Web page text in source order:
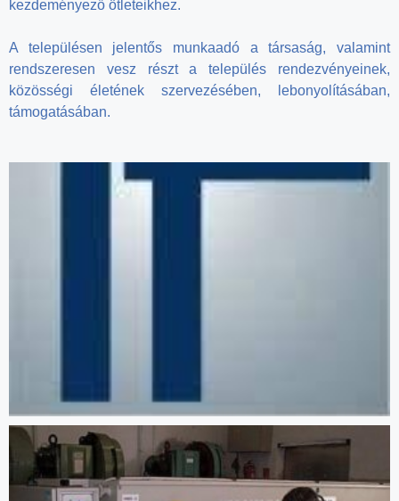
kezdeményező ötleteikhez.
A településen jelentős munkaadó a társaság, valamint
rendszeresen vesz részt a település rendezvényeinek,
közösségi életének szervezésében, lebonyolításában,
támogatásában.